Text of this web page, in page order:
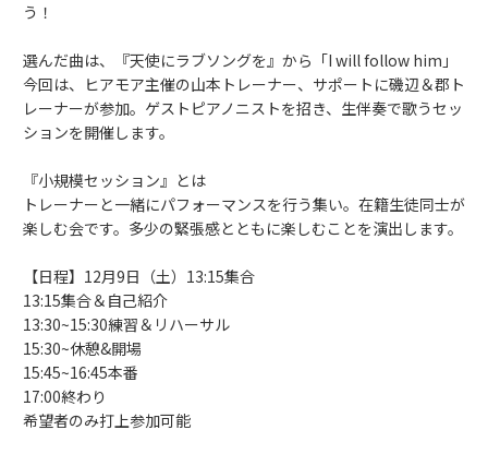
う！
選んだ曲は、『天使にラブソングを』から「I will follow him」
今回は、ヒアモア主催の山本トレーナー、サポートに磯辺＆郡ト
レーナーが参加。ゲストピアノニストを招き、生伴奏で歌うセッ
ションを開催します。
『小規模セッション』とは
トレーナーと一緒にパフォーマンスを行う集い。在籍生徒同士が
楽しむ会です。多少の緊張感とともに楽しむことを演出します。
【日程】12月9日（土）13:15集合
13:15集合＆自己紹介
13:30~15:30練習＆リハーサル
15:30~休憩&開場
15:45~16:45本番
17:00終わり
希望者のみ打上参加可能